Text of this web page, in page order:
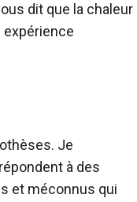
dit que la chaleur
expérience
Je
à des
et méconnus qui